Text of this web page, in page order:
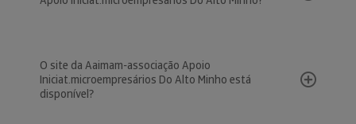
O site da Aaimam-associação Apoio
Iniciat.microempresários Do Alto Minho está
disponível?